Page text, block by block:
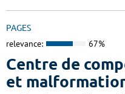
PAGES
relevance: 67%
Centre de
et